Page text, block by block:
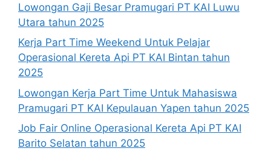
Lowongan Gaji Besar Pramugari PT KAI Luwu
Utara tahun 2025
Kerja Part Time Weekend Untuk Pelajar
Operasional Kereta Api PT KAI Bintan tahun
2025
Lowongan Kerja Part Time Untuk Mahasiswa
Pramugari PT KAI Kepulauan Yapen tahun 2025
Job Fair Online Operasional Kereta Api PT KAI
Barito Selatan tahun 2025